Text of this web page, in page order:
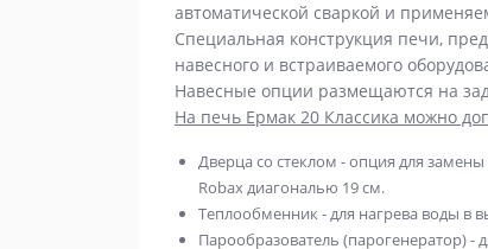
автоматической сваркой и
Специальная конструкция печи,
навесного и встраиваемого
Навесные опции размещаются на
На печь Ермак 20 Классика можно
Дверца со стеклом - опция для
Robax диагональю 19 см.
Теплообменник - для нагрева воды в
Парообразователь (парогенератор) -